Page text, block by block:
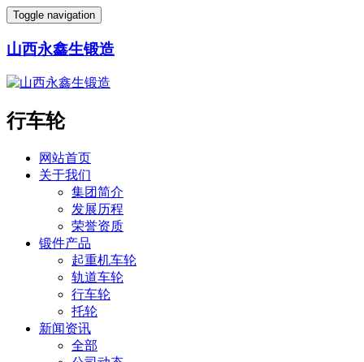
Toggle navigation
山西永鑫生锻造
行车轮
网站首页
关于我们
集团简介
发展历程
荣誉资质
锻件产品
起重机车轮
轨道车轮
行车轮
托轮
新闻资讯
全部